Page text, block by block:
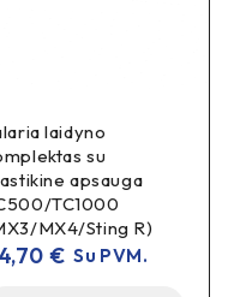
laidyno
su
apsauga
TC1000
MX4/Sting R)
€ Su PVM.